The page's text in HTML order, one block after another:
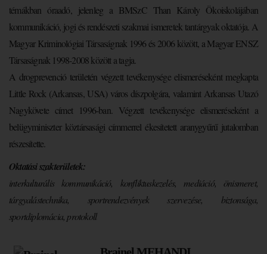
témákban óraadó, jelenleg a BMSzC Than Károly Ökoiskolájában
kommunikáció, jogi és rendészeti szakmai ismeretek tantárgyak oktatója. A
Magyar Kriminológiai Társaságnak 1996 és 2006 között, a Magyar ENSZ
Társaságnak 1998-2008 között a tagja.
A drogprevenció területén végzett tevékenysége elismeréseként megkapta
Little Rock (Arkansas, USA) város díszpolgára, valamint Arkansas Utazó
Nagykövete címet 1996-ban. Végzett tevékenysége elismeréseként a
belügyminiszter köztársasági címmerrel ékesítetett aranygyűrű jutalomban
részesítette.
Oktatási szakterületek:
interkulturális kommunikáció, konfliktuskezelés, mediáció, önismeret,
tárgyalástechnika, sportrendezvények szervezése, biztonsága,
sportdiplomácia, protokoll